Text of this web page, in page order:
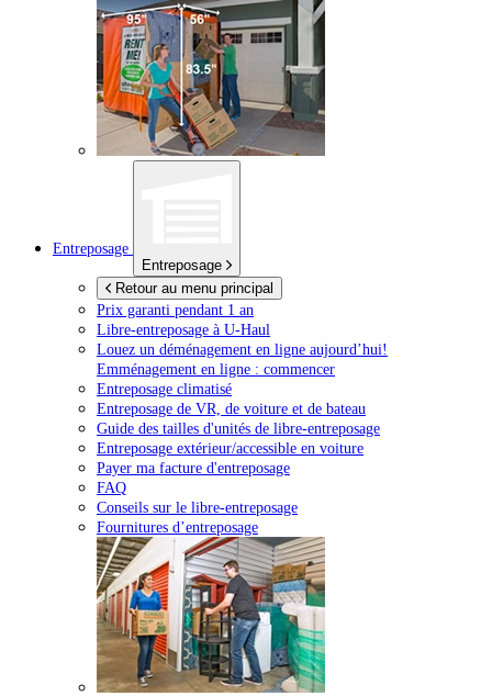
Entreposage
Entreposage
Retour au menu principal
Prix garanti pendant 1 an
Libre-entreposage à U-Haul
Louez un déménagement en ligne aujourd’hui!
Emménagement en ligne : commencer
Entreposage climatisé
Entreposage de VR, de voiture et de bateau
Guide des tailles d'unités de libre-entreposage
Entreposage extérieur/accessible en voiture
Payer ma facture d'entreposage
FAQ
Conseils sur le libre-entreposage
Fournitures d’entreposage